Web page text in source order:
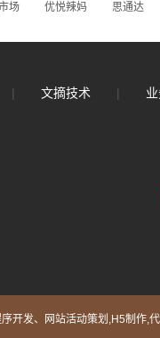
场 优悦辣妈 思通达
| 文摘技术 |
开发、网站活动策划,H5制作,